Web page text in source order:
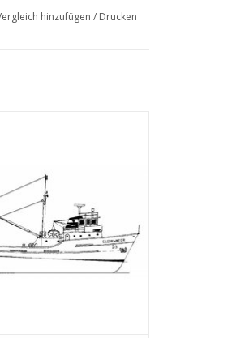
hinzufügen / Drucken
HINZUFÜGEN